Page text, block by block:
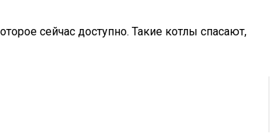
сейчас доступно. Такие котлы спасают,